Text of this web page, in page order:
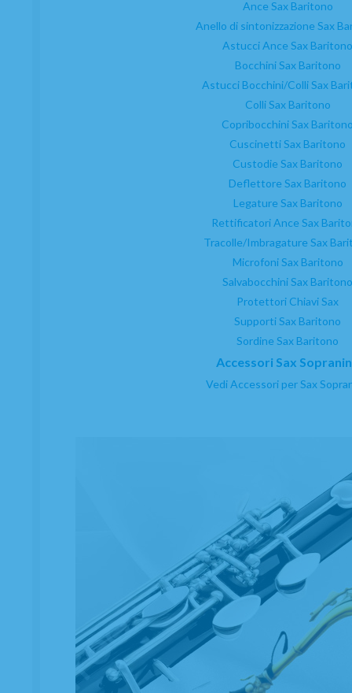
Ance Sax Baritono
Anello di sintonizzazione Sax
Astucci Ance Sax Baritono
Bocchini Sax Baritono
Astucci Bocchini/Colli Sax
Colli Sax Baritono
Copribocchini Sax
Cuscinetti Sax Baritono
Custodie Sax Baritono
Deflettore Sax Baritono
Legature Sax Baritono
Rettificatori Ance Sax
Tracolle/Imbragature Sax
Microfoni Sax Baritono
Salvabocchini Sax Baritono
Protettori Chiavi Sax
Supporti Sax Baritono
Sordine Sax Baritono
Accessori Sax
Vedi Accessori per Sax